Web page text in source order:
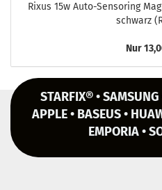
Rixus 15w Auto-​Sensoring
schwarz
Nur
STARFIX® • SAMSUNG
APPLE • BASEUS •
EMPORIA •